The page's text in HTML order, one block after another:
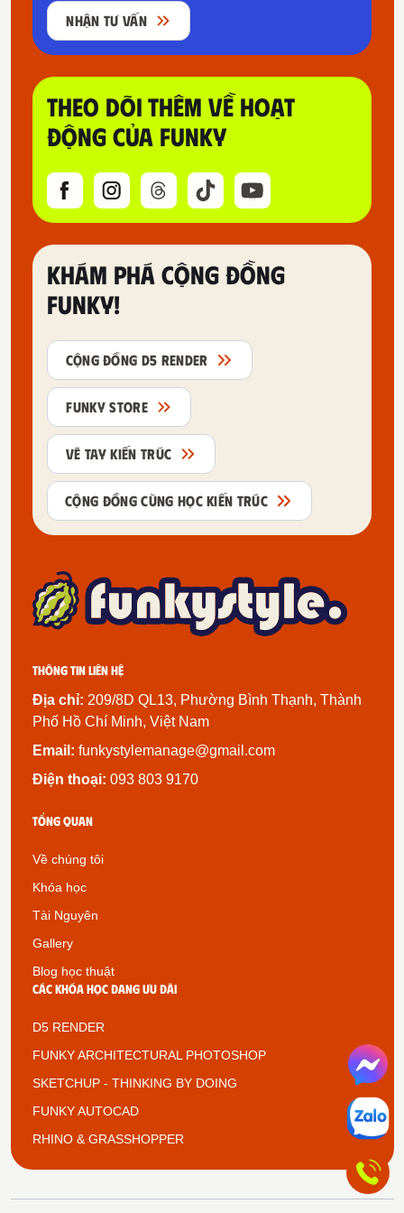
NHẬN TƯ VẤN
THEO DÕI THÊM VỀ HOẠT
ĐỘNG CỦA FUNKY
KHÁM PHÁ CỘNG ĐỒNG
FUNKY!
CỘNG ĐỒNG D5 RENDER
FUNKY STORE
VẼ TAY KIẾN TRÚC
CỘNG ĐỒNG CÙNG HỌC KIẾN TRÚC
Thông tin liên hệ
Địa chỉ: 209/8D QL13, Phường Bình Thạnh, Thành
Phố Hồ Chí Minh, Việt Nam
Email: funkystylemanage@gmail.com
Điện thoại: 093 803 9170
Tổng quan
Về chúng tôi
Khóa học
Tài Nguyên
Gallery
Blog học thuật
Các khóa học đang ưu đãi
D5 RENDER
FUNKY ARCHITECTURAL PHOTOSHOP
SKETCHUP - THINKING BY DOING
FUNKY AUTOCAD
RHINO & GRASSHOPPER